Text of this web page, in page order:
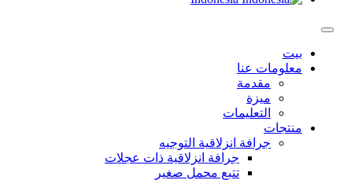
بيت
معلومات عنا
مقدمة
ميزة
التعليمات
منتجات
جرافة انزلاقية التوجيه
جرافة انزلاقية ذات عجلات
تتبع محمل صغير